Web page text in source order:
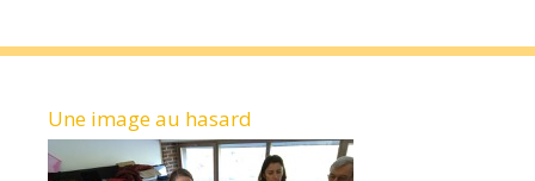
Une image au hasard